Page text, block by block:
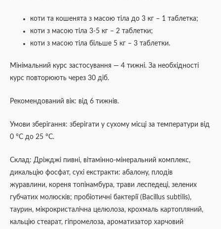
коти та кошенята з масою тіла до 3 кг – 1 таблетка;
коти з масою тіла 3-5 кг – 2 таблетки;
коти з масою тіла більше 5 кг – 3 таблетки.
Мінімальний курс застосування — 4 тижні. За необхідності
курс повторюють через 30 діб.
Рекомендований вік: від 6 тижнів.
Умови зберігання: зберігати у сухому місці за температури від
0 °С до 25 °С.
Склад: Дріжджі пивні, вітамінно-мінеральний комплекс,
дикальцію фосфат, сухі екстракти: абалону, плодів
журавлини, кореня топінамбура, трави леспедеці, зелених
губчатих молюсків; пробіотичні бактерії (Bacillus subtilis),
таурин, мікрокристалічна целюлоза, крохмаль картопляний,
кальцію стеарат, гіпромелоза, ароматизатор харчовий